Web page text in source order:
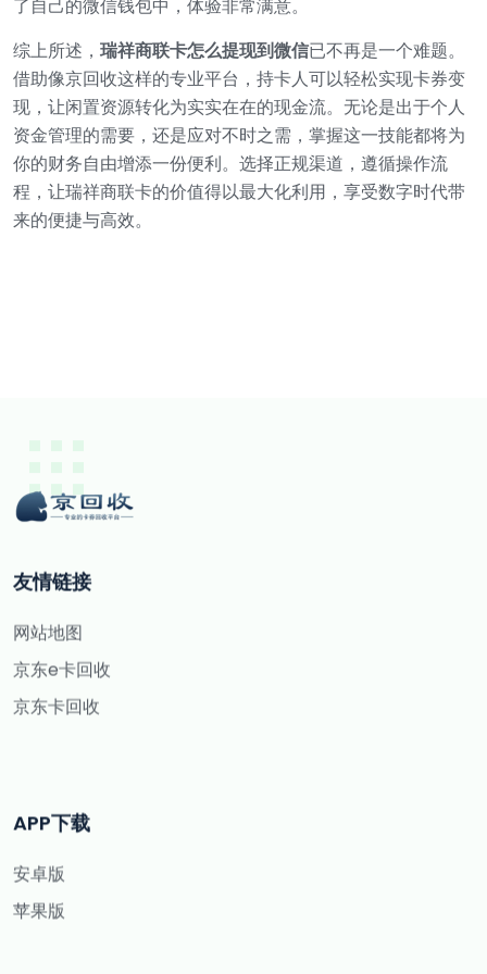
了自己的微信钱包中，体验非常满意。
综上所述， 瑞祥商联卡怎么提现到微信已不再是一个难题。
借助像京回收这样的专业平台，持卡人可以轻松实现卡券变
现，让闲置资源转化为实实在在的现金流。无论是出于个人
资金管理的需要，还是应对不时之需，掌握这一技能都将为
你的财务自由增添一份便利。选择正规渠道，遵循操作流
程，让瑞祥商联卡的价值得以最大化利用，享受数字时代带
来的便捷与高效。
友情链接
网站地图
京东e卡回收
京东卡回收
APP下载
安卓版
苹果版